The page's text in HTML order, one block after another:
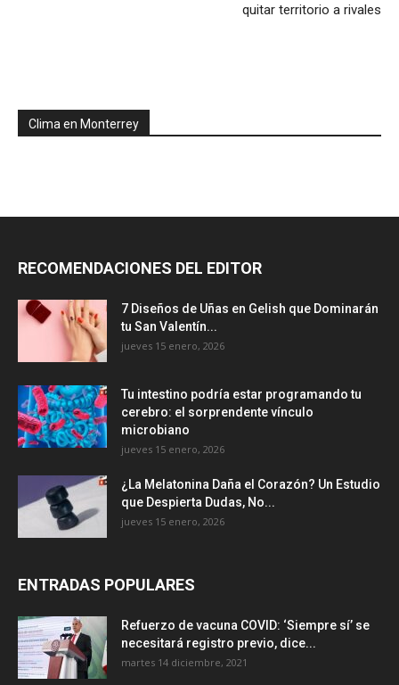
quitar territorio a rivales
Clima en Monterrey
RECOMENDACIONES DEL EDITOR
7 Diseños de Uñas en Gelish que Dominarán
tu San Valentín...
jueves 15 enero, 2026
Tu intestino podría estar programando tu
cerebro: el sorprendente vínculo
microbiano
jueves 15 enero, 2026
¿La Melatonina Daña el Corazón? Un Estudio
que Despierta Dudas, No...
jueves 15 enero, 2026
ENTRADAS POPULARES
Refuerzo de vacuna COVID: ‘Siempre sí’ se
necesitará registro previo, dice...
martes 14 diciembre, 2021